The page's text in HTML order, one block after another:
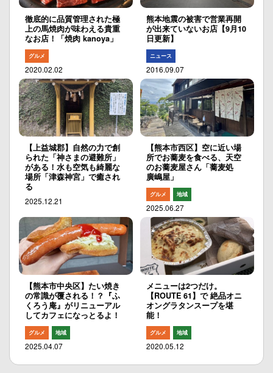
徹底的に品質管理された極
上の馬焼肉が味わえる貴重
なお店！「焼肉 kanoya」
グルメ
2020.02.02
熊本地震の被害で営業再開
が出来ていないお店【9月10
日更新】
ニュース
2016.09.07
【上益城郡】自然の力で創
られた「神さまの避難所」
がある！水も空気も綺麗な
場所「津森神宮」で癒され
る
2025.12.21
【熊本市西区】空に近い場
所でお蕎麦を食べる、天空
のお蕎麦屋さん「蕎麦処
廣嶋屋」
グルメ 地域
2025.06.27
【熊本市中央区】たい焼き
の常識が覆される！？『ふ
くろう庵』がリニューアル
してカフェになっとるよ！
グルメ 地域
2025.04.07
メニューは2つだけ。
【ROUTE 61】で 絶品オニ
オングラタンスープを堪
能！
グルメ 地域
2020.05.12